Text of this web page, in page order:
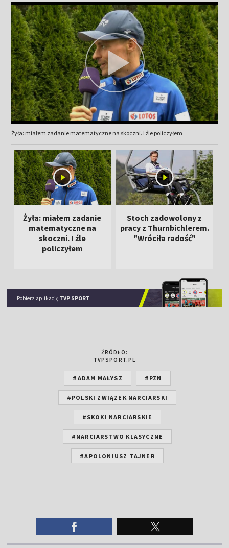
Żyła: miałem zadanie matematyczne na skoczni. I źle policzyłem
Żyła: miałem zadanie
matematyczne na
skoczni. I źle
policzyłem
Stoch zadowolony z
pracy z Thurnbichlerem.
"Wróciła radość"
Pobierz aplikację TVP SPORT
ŹRÓDŁO:
TVPSPORT.PL
#ADAM MAŁYSZ #PZN
#POLSKI ZWIĄZEK NARCIARSKI
#SKOKI NARCIARSKIE
#NARCIARSTWO KLASYCZNE
#APOLONIUSZ TAJNER